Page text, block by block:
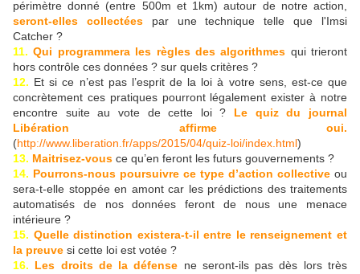
périmètre donné (entre 500m et 1km) autour de notre action,
seront-elles collectéespar une technique telle que l'Imsi
Catcher ?
11. Qui programmera les règles des algorithmes qui trieront
hors contrôle ces données ? sur quels critères ?
12. Et si ce n’est pas l’esprit de la loi à votre sens, est-ce que
concrètement ces pratiques pourront légalement exister à notre
encontre suite au vote de cette loi ? Le quiz du journal
Libération affirme oui.
(http://www.liberation.fr/apps/2015/04/quiz-loi/index.html)
13. Maitrisez-vous ce qu’en feront les futurs gouvernements ?
14. Pourrons-nous poursuivre ce type d’action collective ou
sera-t-elle stoppée en amont car les prédictions des traitements
automatisés de nos données feront de nous une menace
intérieure ?
15. Quelle distinction existera-t-il entre le renseignement et
la preuve si cette loi est votée ?
16. Les droits de la défense ne seront-ils pas dès lors très